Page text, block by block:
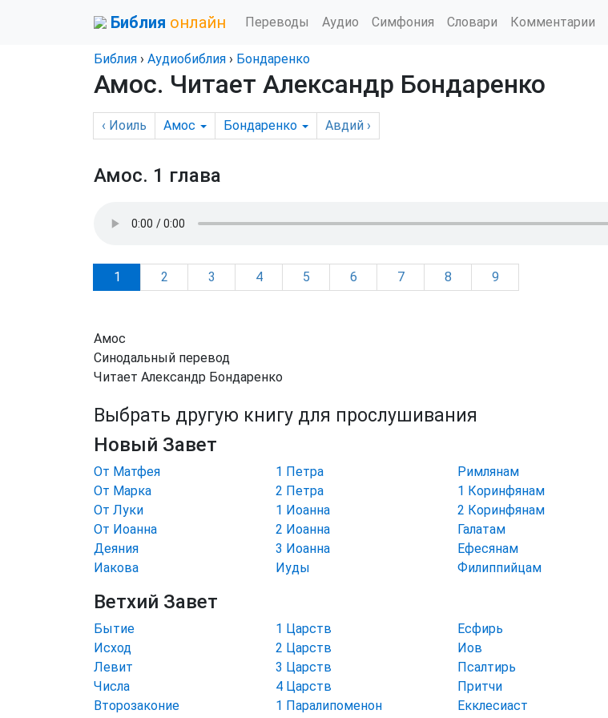
Библия онлайн Переводы Аудио Симфония Словари Комментарии
Библия › Аудиобиблия › Бондаренко
Амос. Читает Александр Бондаренко
‹ Иоиль Амос Бондаренко Авдий ›
Амос. 1 глава
1 2 3 4 5 6 7 8 9
Амос
Синодальный перевод
Читает Александр Бондаренко
Выбрать другую книгу для прослушивания
Новый Завет
От Матфея
От Марка
От Луки
От Иоанна
Деяния
Иакова
1 Петра
2 Петра
1 Иоанна
2 Иоанна
3 Иоанна
Иуды
Римлянам
1 Коринфянам
2 Коринфянам
Галатам
Ефесянам
Филиппийцам
Ветхий Завет
Бытие
Исход
Левит
Числа
Второзаконие
1 Царств
2 Царств
3 Царств
4 Царств
1 Паралипоменон
Есфирь
Иов
Псалтирь
Притчи
Екклесиаст